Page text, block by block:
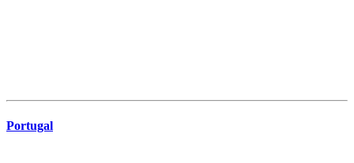
Portugal